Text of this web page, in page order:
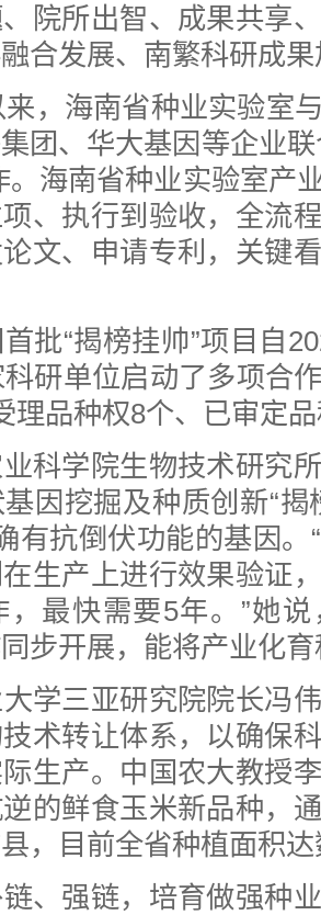
院所出智、成果共享
合发展、南繁科研成
来，海南省种业实验室
团、华大基因等企业
。海南省种业实验室产
、执行到验收，全流
文、申请专利，关键
批“揭榜挂帅”项目自
研单位启动了多项合
理品种权8个、已审定
科学院生物技术研究
因挖掘及种质创新“揭
有抗倒伏功能的基因。
生产上进行效果验证
，最快需要5年。”她
步开展，能将产业化
学三亚研究院院长冯
术转让体系，以确保
生产。中国农大教授
的鲜食玉米新品种，
，目前全省种植面积
、强链，培育做强种